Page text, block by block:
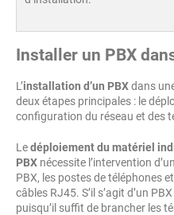
Installer un PBX
L’installation d’un PBXdans
deux étapes principales : le
configuration du réseau et des
Ledéploiement du matériel
PBX nécessite l’intervention
PBX, les postes de téléphones
câbles RJ45. S’il s’agit d’un
puisqu’il suffit de brancher les